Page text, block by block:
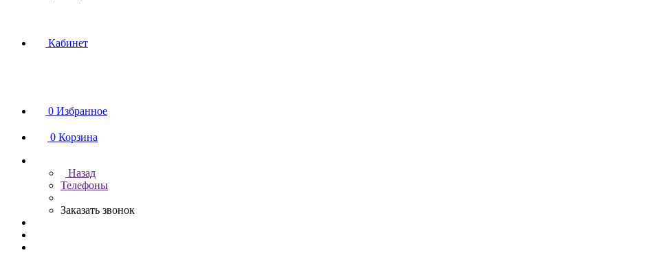
Кабинет
0 Избранное
0 Корзина
Назад
Телефоны
Заказать звонок